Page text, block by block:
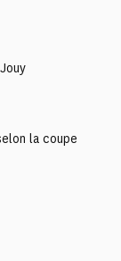
la coupe